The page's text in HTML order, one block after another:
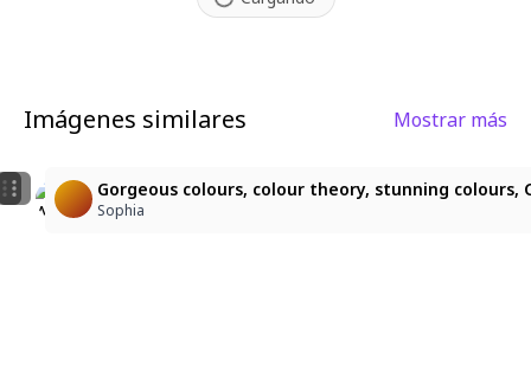
Imágenes similares Mostrar más
桜と白髪の少女
ゆう 7033
神楽坂雲雀・幻想の巫女
ねこさん
Gorgeous colours, colour theory, stunning
Sophia